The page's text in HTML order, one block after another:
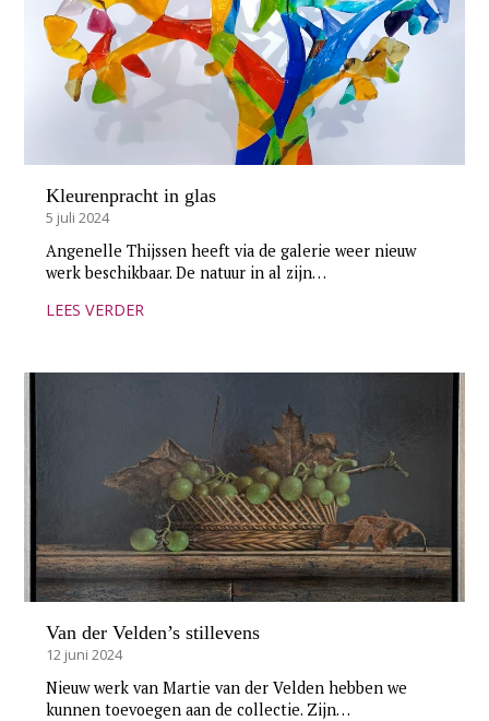
Kleurenpracht in glas
5 juli 2024
Angenelle Thijssen heeft via de galerie weer nieuw
werk beschikbaar. De natuur in al zijn…
LEES VERDER
Van der Velden’s stillevens
12 juni 2024
Nieuw werk van Martie van der Velden hebben we
kunnen toevoegen aan de collectie. Zijn…